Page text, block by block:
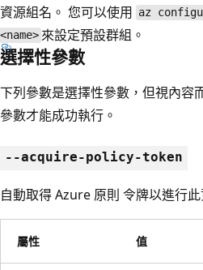
資源組名。 您可以使用 az
<name> 來設定預設群組。
選擇性參數
下列參數是選擇性參數，但視內容
參數才能成功執行。
--acquire-policy-token
自動取得 Azure 原則 令牌以進行此
屬性 值